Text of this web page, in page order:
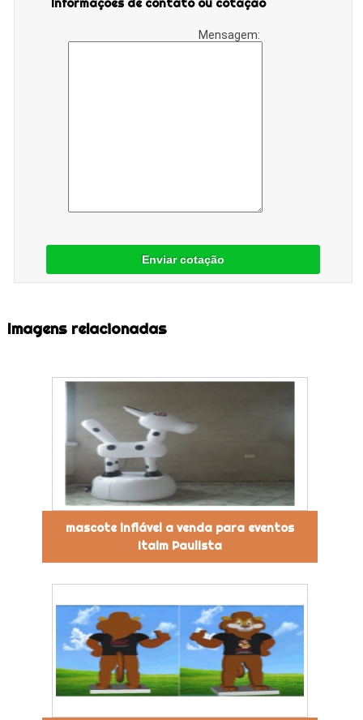
Informações de contato ou cotação
Mensagem:
Enviar cotação
Imagens relacionadas
mascote inflável a venda para eventos
Itaim Paulista